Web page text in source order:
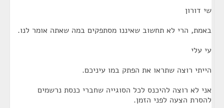
שי דורון
באמת, הרי לא תחשוב שאיננו מסתפקים במה שאתה אומר לנו.
עי עלי
הייתי רוצה שתראו את הפתק במו עיניכם.
אני לא רוצה להיכנס לכל הסוגייה שחברי כנסת נרשמים
להסרת הצעה לפני הזמן.